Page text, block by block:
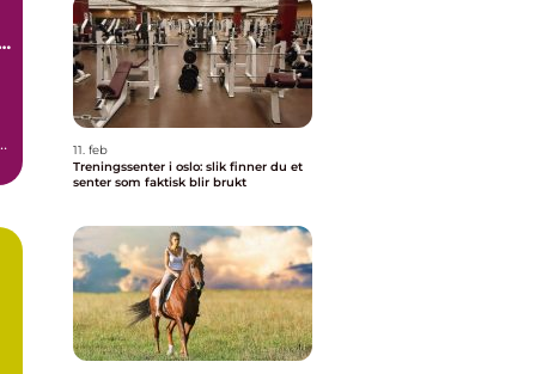
11. feb
Treningssenter i oslo: slik finner du et
senter som faktisk blir brukt